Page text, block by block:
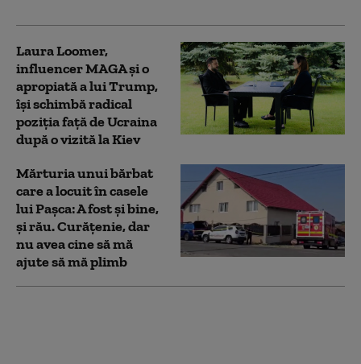
Laura Loomer,
influencer MAGA şi o
apropiată a lui Trump,
îşi schimbă radical
poziţia faţă de Ucraina
după o vizită la Kiev
Mărturia unui bărbat
care a locuit în casele
lui Pașca: A fost și bine,
și rău. Curățenie, dar
nu avea cine să mă
ajute să mă plimb